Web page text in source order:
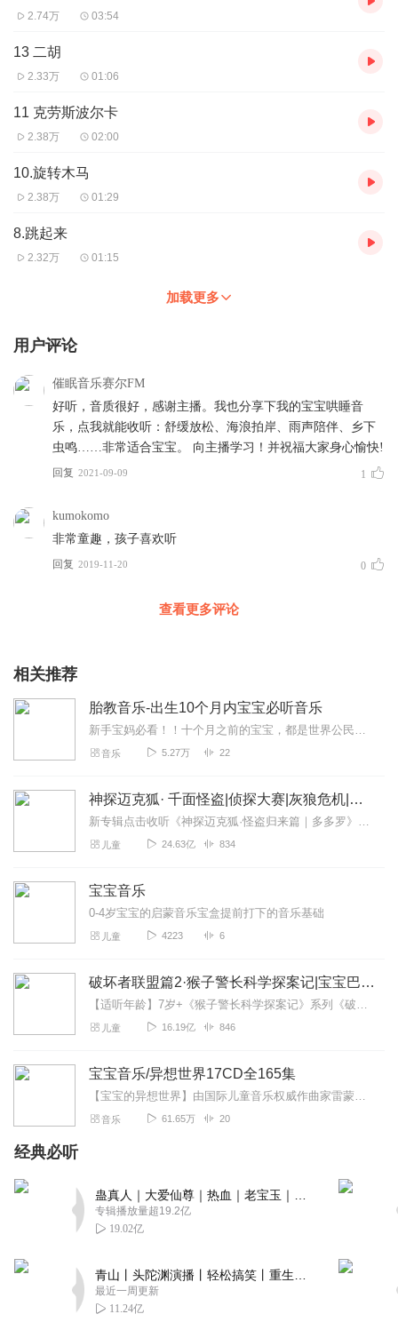
2.74万 03:54
13 二胡
2.33万 01:06
11 克劳斯波尔卡
2.38万 02:00
10.旋转木马
2.38万 01:29
8.跳起来
2.32万 01:15
加载更多
用户评论
催眠音乐赛尔FM
好听，音质很好，感谢主播。我也分享下我的宝宝哄睡音
乐，点我就能收听：舒缓放松、海浪拍岸、雨声陪伴、乡下
虫鸣……非常适合宝宝。 向主播学习！并祝福大家身心愉快!
回复 2021-09-09 1
kumokomo
非常童趣，孩子喜欢听
回复 2019-11-20 0
查看更多评论
相关推荐
胎教音乐-出生10个月内宝宝必听音乐
新手宝妈必看！！十个月之前的宝宝，都是世界公民，能听懂所听到的各个国家的语言。十个月之后就只能听懂所在国家的语言了，所以在十个月之前尽可能的多听听以下4首音乐：...
音乐 5.27万 22
神探迈克狐· 千面怪盗|侦探大赛|灰狼危机|多多罗
新专辑点击收听《神探迈克狐·怪盗归来篇｜多多罗》！！！>>>点击进入主播橱窗购买《神探迈克狐》系列图书吧!<<<多多罗故事【点击前往】收听多多罗其他好玩有趣的故...
儿童 24.63亿 834
宝宝音乐
0-4岁宝宝的启蒙音乐宝盒提前打下的音乐基础
儿童 4223 6
破坏者联盟篇2·猴子警长科学探案记|宝宝巴士故事
【适听年龄】7岁+《猴子警长科学探案记》系列《破坏者联盟篇1·猴子警长科学探案记》>>>《破坏者联盟篇2·猴子警长科学探案记》>>>《破坏者联盟篇3·猴子警长科...
儿童 16.19亿 846
宝宝音乐/异想世界17CD全165集
【宝宝的异想世界】由国际儿童音乐权威作曲家雷蒙拉普RaimondLap专为智能发展关键期的婴幼儿所精心打造，全集共17张CD。除了给宝宝听，也可以用做胎教...
音乐 61.65万 20
经典必听
专辑播放量超19.2亿
19.02亿
最近一周更新
11.24亿